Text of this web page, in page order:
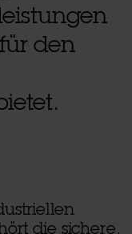
den
die sichere,